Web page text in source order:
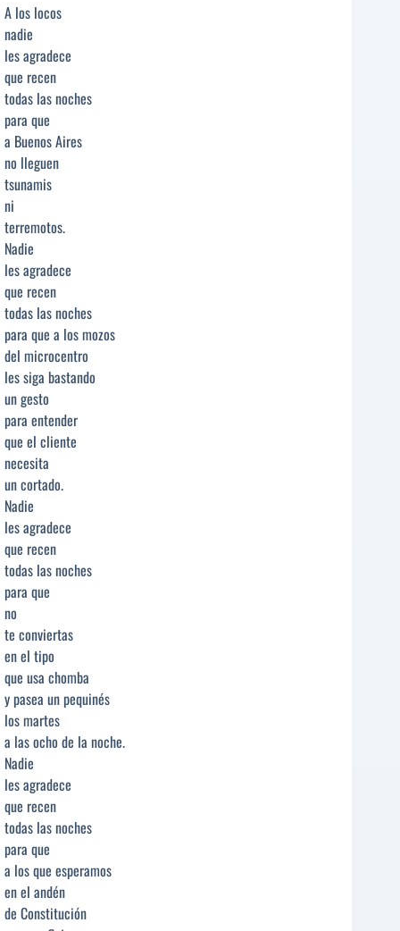
A los locos
nadie
les agradece
que recen
todas las noches
para que
a Buenos Aires
no lleguen
tsunamis
ni
terremotos.
Nadie
les agradece
que recen
todas las noches
para que a los mozos
del microcentro
les siga bastando
un gesto
para entender
que el cliente
necesita
un cortado.
Nadie
les agradece
que recen
todas las noches
para que
no
te conviertas
en el tipo
que usa chomba
y pasea un pequinés
los martes
a las ocho de la noche.
Nadie
les agradece
que recen
todas las noches
para que
a los que esperamos
en el andén
de Constitución